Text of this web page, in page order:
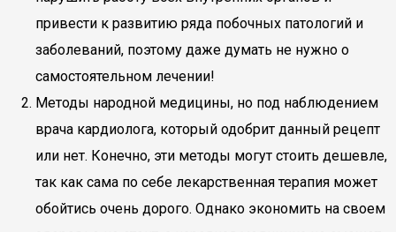
привести к развитию ряда побочных патологий и
заболеваний, поэтому даже думать не нужно о
самостоятельном лечении!
Методы народной медицины, но под наблюдением
врача кардиолога, который одобрит данный рецепт
или нет. Конечно, эти методы могут стоить дешевле,
так как сама по себе лекарственная терапия может
обойтись очень дорого. Однако экономить на своем